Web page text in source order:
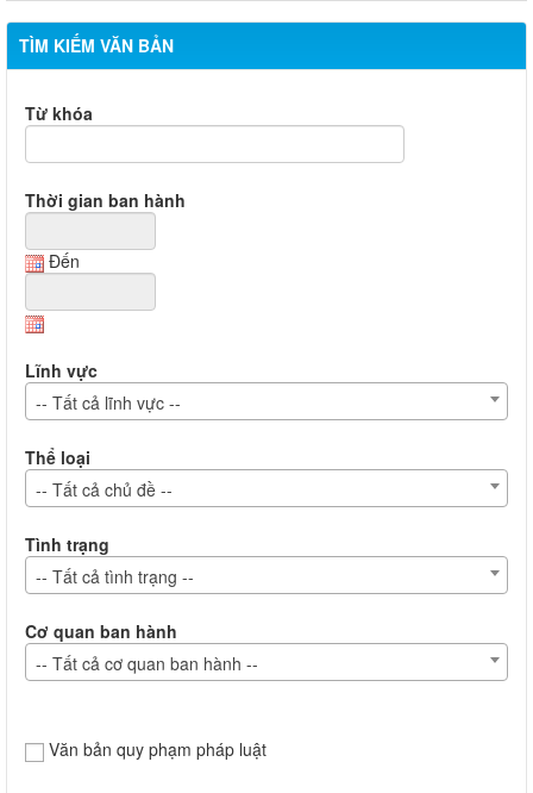
TÌM KIẾM VĂN BẢN
Từ khóa
Thời gian ban hành
Đến
Lĩnh vực
-- Tất cả lĩnh vực --
Thể loại
-- Tất cả chủ đề --
Tình trạng
-- Tất cả tình trạng --
Cơ quan ban hành
-- Tất cả cơ quan ban hành --
Văn bản quy phạm pháp luật